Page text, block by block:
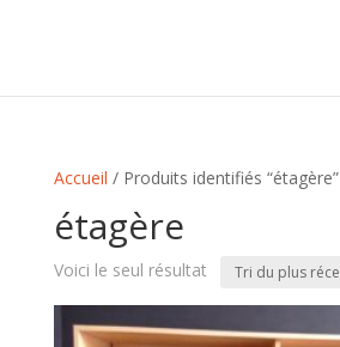
Accueil / Produits identifiés “étagère”
étagère
Voici le seul résultat